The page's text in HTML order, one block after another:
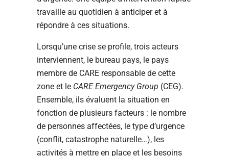
travaille au quotidien à anticiper et à
répondre à ces situations.
Lorsqu’une crise se profile, trois acteurs
interviennent, le bureau pays, le pays
membre de CARE responsable de cette
zone et le CARE Emergency Group (CEG).
Ensemble, ils évaluent la situation en
fonction de plusieurs facteurs : le nombre
de personnes affectées, le type d’urgence
(conflit, catastrophe naturelle…), les
activités à mettre en place et les besoins